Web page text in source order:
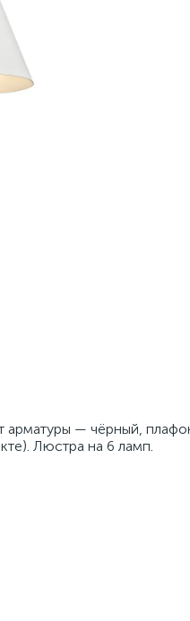
арматуры — чёрный,
Люстра на 6 ламп.